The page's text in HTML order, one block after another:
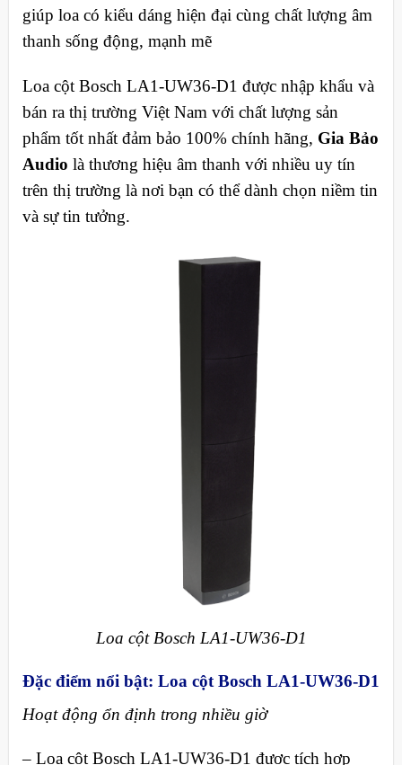
giúp loa có kiểu dáng hiện đại cùng chất lượng âm
thanh sống động, mạnh mẽ
Loa cột Bosch LA1-UW36-D1 được nhập khẩu và
bán ra thị trường Việt Nam với chất lượng sản
phẩm tốt nhất đảm bảo 100% chính hãng, Gia Bảo
Audio là thương hiệu âm thanh với nhiều uy tín
trên thị trường là nơi bạn có thể dành chọn niềm tin
và sự tin tưởng.
Loa cột Bosch LA1-UW36-D1
Đặc điểm nổi bật: Loa cột Bosch LA1-UW36-D1
Hoạt động ổn định trong nhiều giờ
– Loa cột Bosch LA1-UW36-D1 được tích hợp